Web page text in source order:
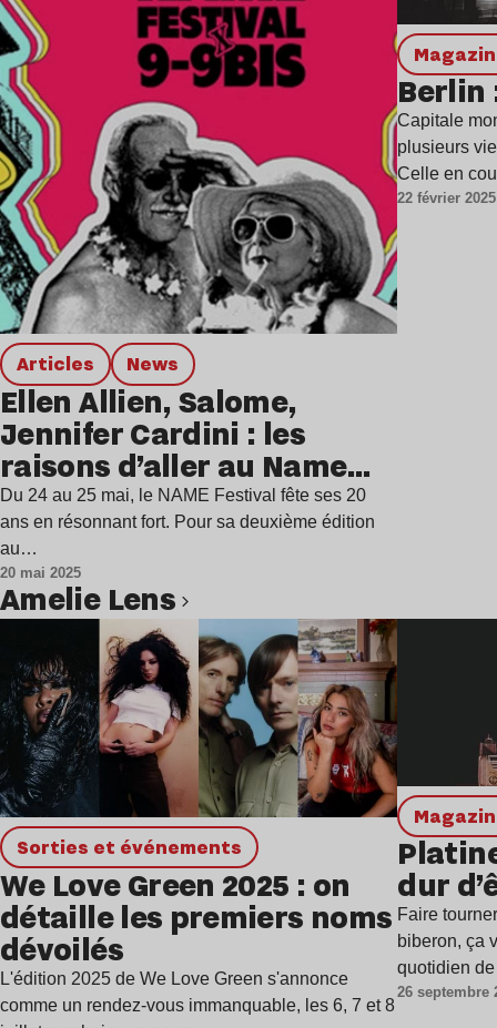
Articles news
Ellen Allien, Salome,
Jennifer Cardini : les
raisons d’aller au Name
Festival
Du 24 au 25 mai, le NAME Festival fête ses 20
ans en résonnant fort. Pour sa deuxième édition
au…
20 mai 2025
Berlin
Capitale
plusieurs
Celle en
22 février 2025
Amelie Lens
Sorties et événements
We Love Green 2025 : on
détaille les premiers noms
dévoilés
L'édition 2025 de We Love Green s'annonce
comme un rendez-vous immanquable, les 6, 7 et 8
dur
Faire
biberon, ça
quotidien
26 septembre
Lire l’article